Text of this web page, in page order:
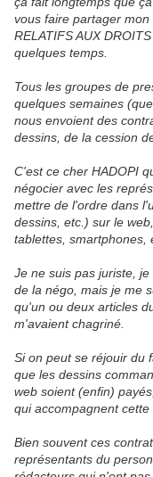
vous faire partager
RELATIFS AUX
quelques temps.
Tous les groupes de
quelques semaines
nous envoient des
dessins, de la cession
C'est ce cher HADOPI
négocier avec les
mettre de l'ordre dans
dessins, etc.) sur le
tablettes, smartphones,
Je ne suis pas juriste,
de la négo, mais je me
qu'un ou deux articles
m'avaient chagriné.
Si on peut se réjouir du
que les dessins
web soient (enfin)
qui accompagnent cette
Bien souvent ces
représentants du